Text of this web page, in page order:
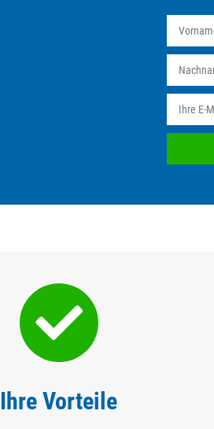
Ihre Vorteile